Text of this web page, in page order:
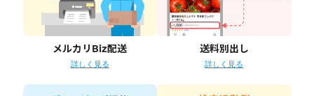
メルカリBiz配送
詳しく見る
送料別出し
詳しく見る